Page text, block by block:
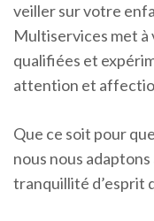
veiller sur votre
Multiservices met à
qualifiées et
attention et
Que ce soit pour
nous nous
tranquillité d’esprit